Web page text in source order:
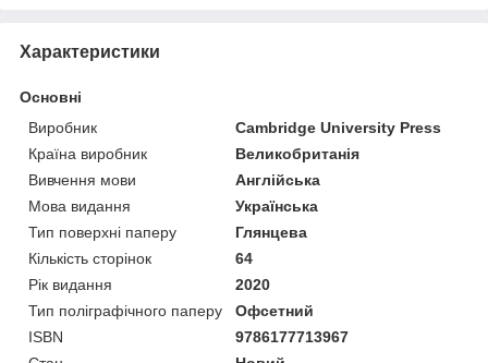
Характеристики
Основні
Виробник
Cambridge University Press
Країна виробник
Великобританія
Вивчення мови
Англійська
Мова видання
Українська
Тип поверхні паперу
Глянцева
Кількість сторінок
64
Рік видання
2020
Тип поліграфічного паперу
Офсетний
ISBN
9786177713967